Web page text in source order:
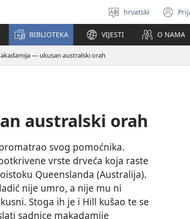
Izaberi
jezik
hrvatski
se
novi
BIBLIOTEKA VIJESTI O NAMA
— ukusan australski orah
australski orah
svog pomoćnika.
vrste drveća koja raste
Queenslanda (Australija).
nije umro, a nije mu ni
Stoga ih je i Hill kušao te se
sadnice makadamije